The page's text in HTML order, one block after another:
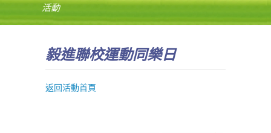
活動
毅進聯校運動同樂日
返回活動首頁